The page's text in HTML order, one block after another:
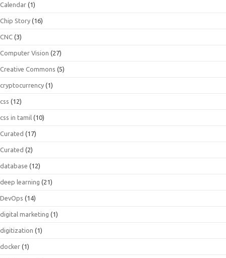
Calendar (1)
Chip Story (16)
CNC (3)
Computer Vision (27)
Creative Commons (5)
cryptocurrency (1)
css (12)
css in tamil (10)
Curated (17)
Curated (2)
database (12)
deep learning (21)
DevOps (14)
digital marketing (1)
digitization (1)
docker (1)